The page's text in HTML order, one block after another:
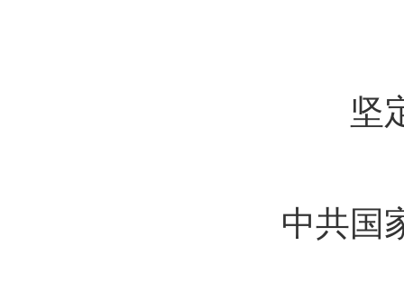
坚定
中共国家